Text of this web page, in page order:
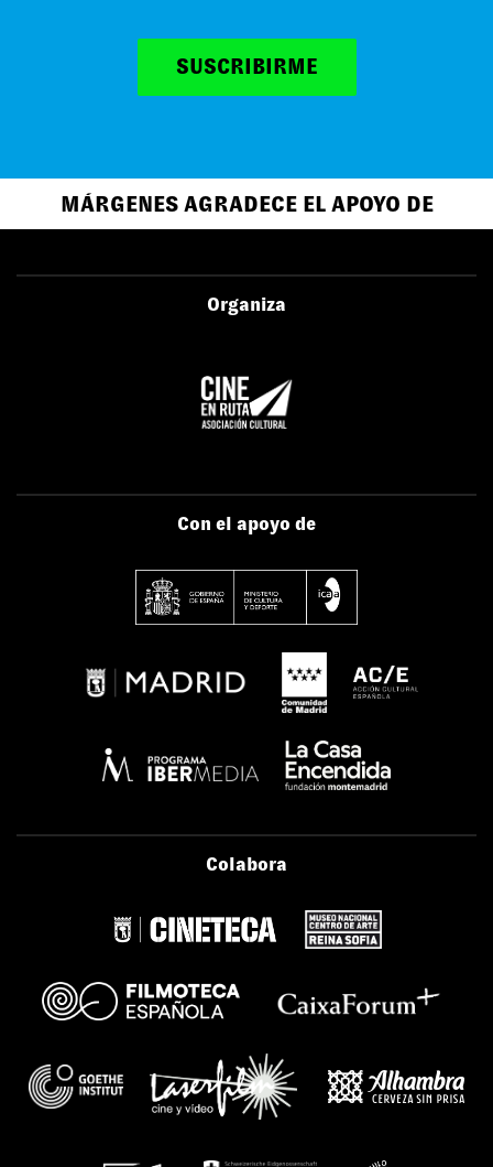
SUSCRIBIRME
MÁRGENES AGRADECE EL APOYO DE
Organiza
Con el apoyo de
Colabora